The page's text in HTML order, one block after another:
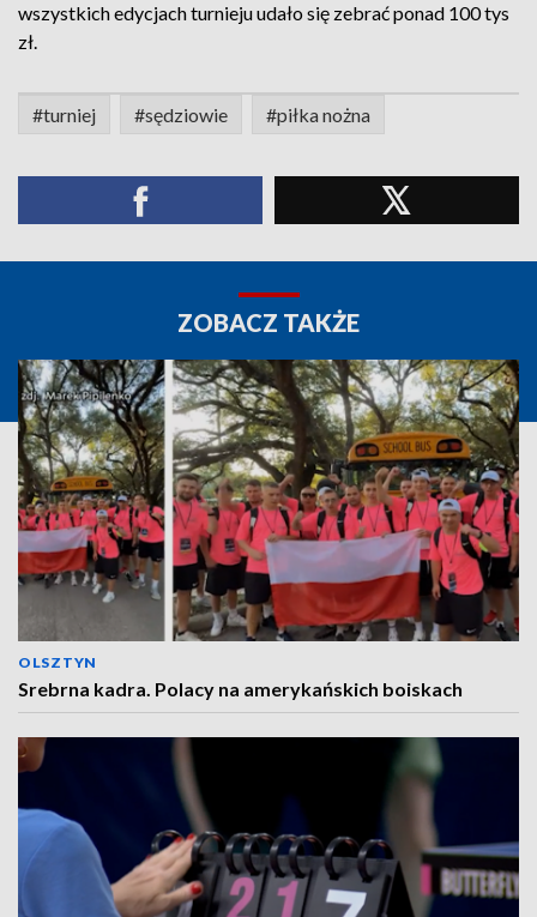
wszystkich edycjach turnieju udało się zebrać ponad 100 tys
zł.
#turniej #sędziowie #piłka nożna
ZOBACZ TAKŻE
OLSZTYN
Srebrna kadra. Polacy na amerykańskich boiskach